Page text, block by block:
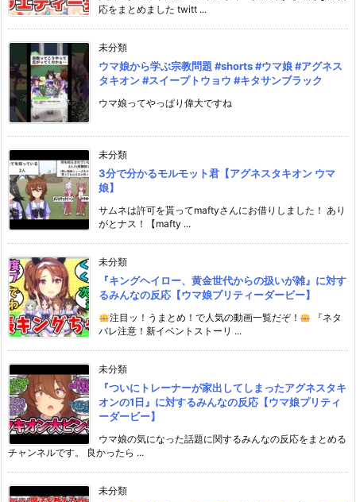
応をまとめました twitt ...
未分類
ウマ娘から学ぶ宗教問題 #shorts #ウマ娘 #アグネス
タキオン #スイープトウョウ #キタサンブラック
ウマ娘ってやっぱり偉大ですね
未分類
3分で分かるモルモット君【アグネスタキオン ウマ
娘】
サムネは許可を貰ってmaftyさんにお借りしました！ あり
がとナス！【mafty ...
未分類
『キングヘイロー、黄金世代からの扱いが雑』に対す
るみんなの反応【ウマ娘プリティーダービー】
注目ッ！うまとめ！で人気の動画一覧だぞ！
『ネタ
バレ注意！新イベントストーリ ...
未分類
『ついにトレーナーが家出してしまったアグネスタキ
オンの1日』に対するみんなの反応【ウマ娘プリティ
ーダービー】
ウマ娘の気になった話題に関するみんなの反応をまとめる
チャンネルです。 良かったら ...
未分類